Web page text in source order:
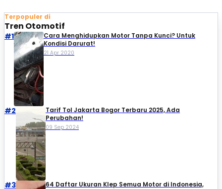
Terpopuler di
Tren Otomotif
#1
Cara Menghidupkan Motor Tanpa Kunci? Untuk
Kondisi Darurat!
21 Apr 2020
#2
Tarif Tol Jakarta Bogor Terbaru 2025, Ada
Perubahan!
09 Sep 2024
#3
64 Daftar Ukuran Klep Semua Motor di Indonesia,